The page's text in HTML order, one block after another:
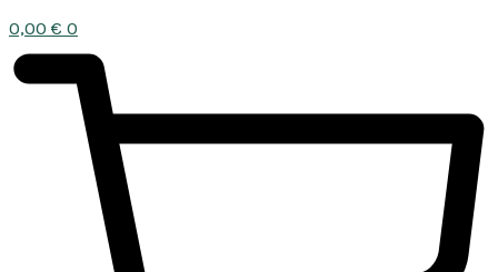
0,00 € 0